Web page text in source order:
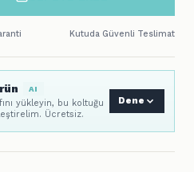
Kutuda Güvenli Teslimat
AI
yükleyin, bu koltuğu
Ücretsiz.
Dene